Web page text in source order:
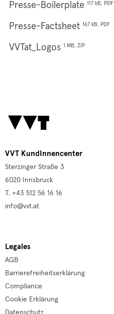
Presse-Boilerplate 117 kB, PDF
Presse-Factsheet 167 kB, PDF
VVTat_Logos 1 MB, ZIP
VVT KundInnencenter
Sterzinger Straße 3
6020 Innsbruck
T. +43 512 56 16 16
info@vvt.at
Legales
AGB
Barrierefreiheitserklärung
Compliance
Cookie Erklärung
Datenschutz